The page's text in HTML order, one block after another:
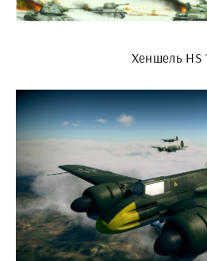
Хеншель HS